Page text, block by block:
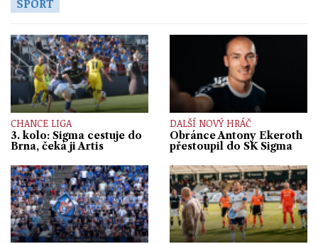
SPORT
CHANCE LIGA
3. kolo: Sigma cestuje do
Brna, čeká ji Artis
DALŠÍ NOVÝ HRÁČ
Obránce Antony Ekeroth
přestoupil do SK Sigma